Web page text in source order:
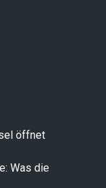
öffnet
Was die